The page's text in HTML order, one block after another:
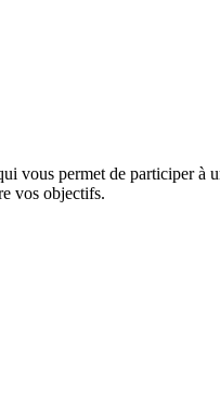
vous permet de participer
vos objectifs.